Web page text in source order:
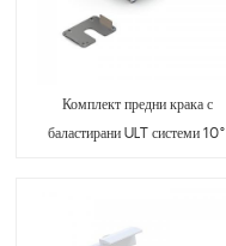
Комплект предни крака с
баластирани ULT системи 10°